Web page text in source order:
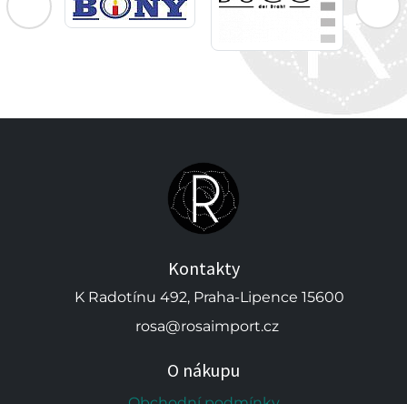
Kontakty
K Radotínu 492, Praha-Lipence 15600
rosa@rosaimport.cz
O nákupu